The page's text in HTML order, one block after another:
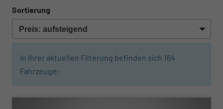
Sortierung
In Ihrer aktuellen Filterung befinden sich 164
Fahrzeuge:
ab 393,– € mtl.